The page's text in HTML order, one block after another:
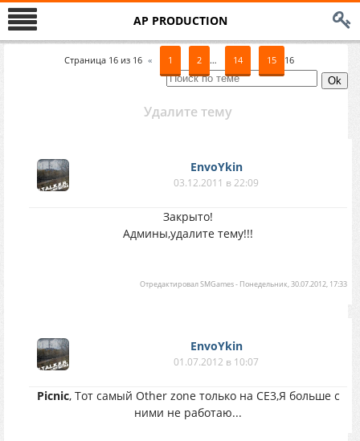
AP PRODUCTION
Страница 16из 16 « 1 2 … 14 15 16
Удалите тему
EnvoYkin
03.12.2011 в 22:09
Закрыто!
Админы,удалите тему!!!
ОтредактировалSMGames- Понедельник, 30.07.2012, 17:33
EnvoYkin
01.07.2012 в 10:07
Picnic, Тот самый Other zone только на CE3,Я больше с
ними не работаю...